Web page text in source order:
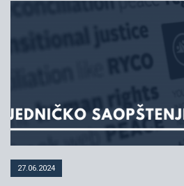
27.06.2024